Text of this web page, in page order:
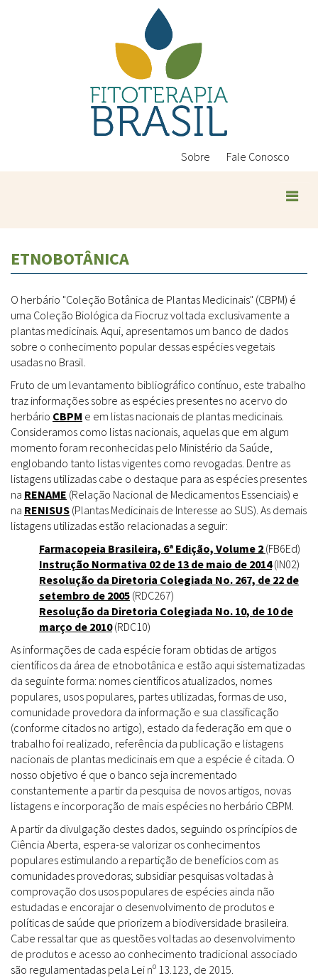
Sobre Fale Conosco
ETNOBOTÂNICA
O herbário "Coleção Botânica de Plantas Medicinais" (CBPM) é
uma Coleção Biológica da Fiocruz voltada exclusivamente a
plantas medicinais. Aqui, apresentamos um banco de dados
sobre o conhecimento popular dessas espécies vegetais
usadas no Brasil.
Fruto de um levantamento bibliográfico contínuo, este trabalho
traz informações sobre as espécies presentes no acervo do
herbário CBPM e em listas nacionais de plantas medicinais.
Consideramos como listas nacionais, aquelas que em algum
momento foram reconhecidas pelo Ministério da Saúde,
englobando tanto listas vigentes como revogadas. Dentre as
listagens utilizadas cabe o destaque para as espécies presentes
na RENAME (Relação Nacional de Medicamentos Essenciais) e
na RENISUS (Plantas Medicinais de Interesse ao SUS). As demais
listagens utilizadas estão relacionadas a seguir:
Farmacopeia Brasileira, 6ª Edição, Volume 2 (FB6Ed)
Instrução Normativa 02 de 13 de maio de 2014(IN02)
Resolução da Diretoria Colegiada No. 267, de 22 de
setembro de 2005 (RDC267)
Resolução da Diretoria Colegiada No. 10, de 10 de
março de 2010(RDC10)
As informações de cada espécie foram obtidas de artigos
científicos da área de etnobotânica e estão aqui sistematizadas
da seguinte forma: nomes científicos atualizados, nomes
populares, usos populares, partes utilizadas, formas de uso,
comunidade provedora da informação e sua classificação
(conforme citados no artigo), estado da federação em que o
trabalho foi realizado, referência da publicação e listagens
nacionais de plantas medicinais em que a espécie é citada. O
nosso objetivo é que o banco seja incrementado
constantemente a partir da pesquisa de novos artigos, novas
listagens e incorporação de mais espécies no herbário CBPM.
A partir da divulgação destes dados, seguindo os princípios de
Ciência Aberta, espera-se valorizar os conhecimentos
populares estimulando a repartição de benefícios com as
comunidades provedoras; subsidiar pesquisas voltadas à
comprovação dos usos populares de espécies ainda não
estudadas e encorajar o desenvolvimento de produtos e
políticas de saúde que priorizem a biodiversidade brasileira.
Cabe ressaltar que as questões voltadas ao desenvolvimento
de produtos e acesso ao conhecimento tradicional associado
são regulamentadas pela Lei nº 13.123, de 2015.